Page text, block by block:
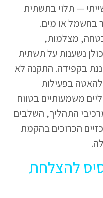
— תלוי בתשתית
בחשמל או מים.
מצלמות,
נשענות על תשתית
בקפידה. התקנה לא
בפעילות
משמעותיים בטווח
התהליך, השלבים
הכרוכים בהקמת
להצלחת